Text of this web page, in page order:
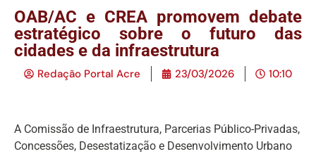
OAB/AC e CREA promovem debate
estratégico sobre o futuro das
cidades e da infraestrutura
Redação Portal Acre 23/03/2026 10:10
A Comissão de Infraestrutura, Parcerias Público-Privadas,
Concessões, Desestatização e Desenvolvimento Urbano